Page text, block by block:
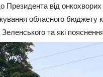
від онкохворих
обласного бюджету
та які